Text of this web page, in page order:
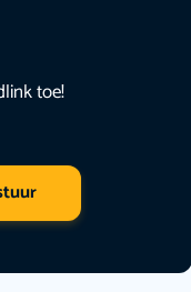
toe!